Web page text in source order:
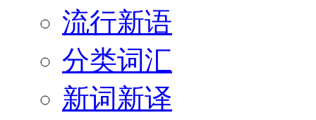
流行新语
分类词汇
新词新译